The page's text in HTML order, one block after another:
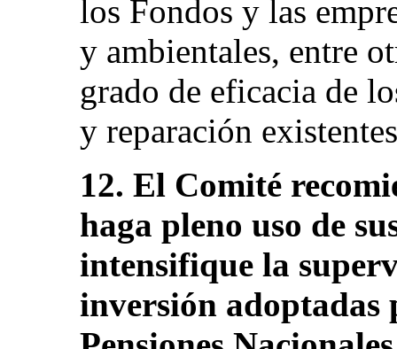
los Fondos y las
y ambientales, entre
grado de eficacia de
y reparación
12. El Comité
haga pleno uso de
intensifique la
inversión adoptadas